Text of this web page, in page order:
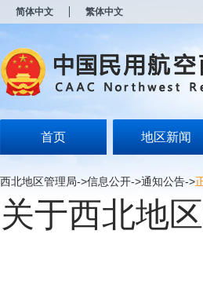
简体中文 繁体中文
首页 地区新闻
西北地区管理局->信息公开->通知公告->
关于西北地
开
无
障
说
按
Alt
加
波
浪